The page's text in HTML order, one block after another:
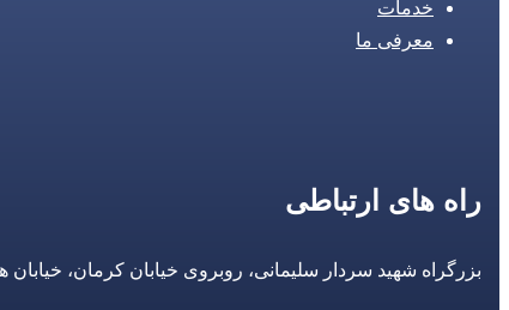
خدمات
معرفی ما
راه های ارتباطی
بزرگراه شهید سردار سلیمانی، روبروی خیابان کرمان، خیابان هدایتی، مجتمع